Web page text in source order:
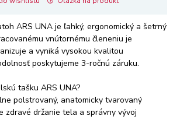
ARS UNA je ľahký, ergonomický a šetrný
vnútornému členeniu je
a vyniká vysokou kvalitou
poskytujeme 3-ročnú záruku.
tašku ARS UNA?
polstrovaný, anatomicky tvarovaný
zdravé držanie tela a správny vývoj